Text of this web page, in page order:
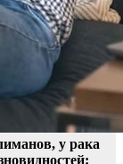
у рака